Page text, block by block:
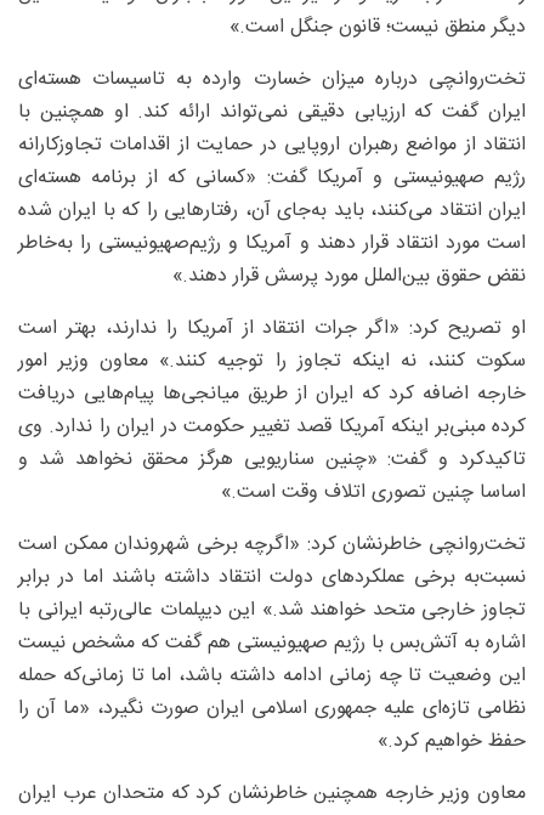
دیگر منطق نیست؛ قانون جنگل است.»
تخت‌روانچی درباره میزان خسارت وارده به تاسیسات هسته‌ای
ایران گفت که ارزیابی دقیقی نمی‌تواند ارائه کند. او همچنین با
انتقاد از مواضع رهبران اروپایی در حمایت از اقدامات تجاوزکارانه
رژیم صهیونیستی و آمریکا گفت: «کسانی که از برنامه هسته‌ای
ایران انتقاد می‌کنند، باید به‌جای آن، رفتارهایی را که با ایران شده
است مورد انتقاد قرار دهند و آمریکا و رژیم‌صهیونیستی را به‌خاطر
نقض حقوق بین‌الملل مورد پرسش قرار دهند.»
او تصریح کرد: «اگر جرات انتقاد از آمریکا را ندارند، بهتر است
سکوت کنند، نه اینکه تجاوز را توجیه کنند.» معاون وزیر امور
خارجه اضافه کرد که ایران از طریق میانجی‌ها پیام‌هایی دریافت
کرده مبنی‌بر اینکه آمریکا قصد تغییر حکومت در ایران را ندارد. وی
تاکیدکرد و گفت: «چنین سناریویی هرگز محقق نخواهد شد و
اساسا چنین تصوری اتلاف وقت است.»
تخت‌روانچی خاطرنشان کرد: «اگرچه برخی شهروندان ممکن است
نسبت‌به برخی عملکردهای دولت انتقاد داشته باشند اما در برابر
تجاوز خارجی متحد خواهند شد.» این دیپلمات عالی‌رتبه ایرانی با
اشاره به آتش‌بس با رژیم صهیونیستی هم گفت که مشخص نیست
این وضعیت تا چه زمانی ادامه داشته باشد، اما تا زمانی‌که حمله
نظامی تازه‌ای علیه جمهوری اسلامی ایران صورت نگیرد، «ما آن را
حفظ خواهیم کرد.»
معاون وزیر خارجه همچنین خاطرنشان کرد که متحدان عرب ایران